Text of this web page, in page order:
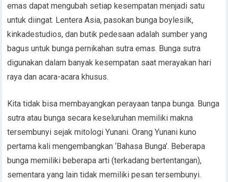
emas dapat mengubah setiap kesempatan menjadi satu
untuk diingat. Lentera Asia, pasokan bunga boylesilk,
kinkadestudios, dan butik pedesaan adalah sumber yang
bagus untuk bunga pernikahan sutra emas. Bunga sutra
digunakan dalam banyak kesempatan saat merayakan hari
raya dan acara-acara khusus.
Kita tidak bisa membayangkan perayaan tanpa bunga. Bunga
sutra atau bunga secara keseluruhan memiliki makna
tersembunyi sejak mitologi Yunani. Orang Yunani kuno
pertama kali mengembangkan ‘Bahasa Bunga’. Beberapa
bunga memiliki beberapa arti (terkadang bertentangan),
sementara yang lain tidak memiliki pesan tersembunyi.